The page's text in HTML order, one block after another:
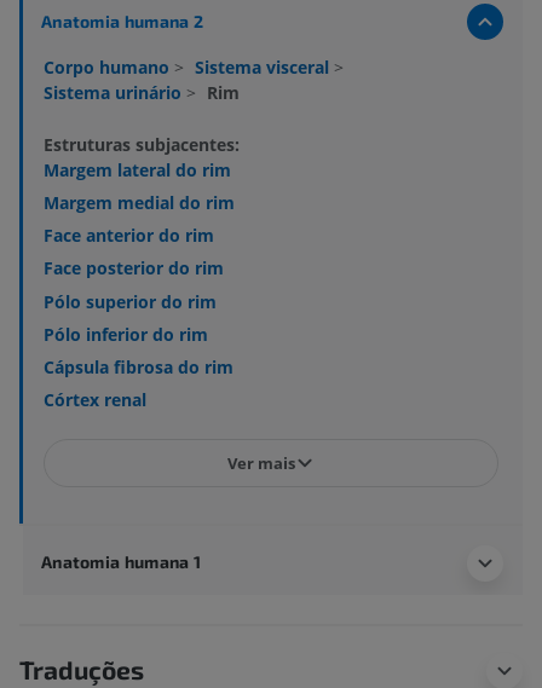
Anatomia humana 2
Corpo humano > Sistema visceral >
Sistema urinário > Rim
Estruturas subjacentes:
Margem lateral do rim
Margem medial do rim
Face anterior do rim
Face posterior do rim
Pólo superior do rim
Pólo inferior do rim
Cápsula fibrosa do rim
Córtex renal
Ver mais
Anatomia humana 1
Traduções